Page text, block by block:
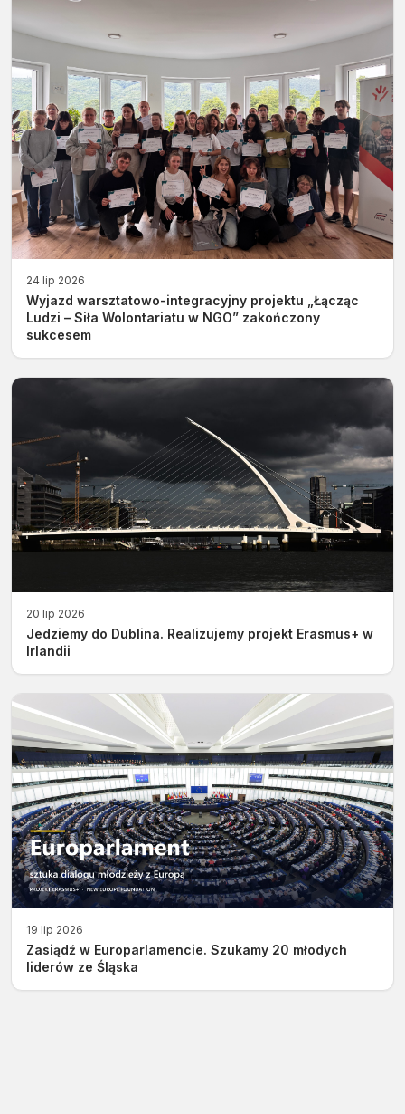
24 lip 2026
Wyjazd warsztatowo-integracyjny projektu „Łącząc
Ludzi – Siła Wolontariatu w NGO” zakończony
sukcesem
20 lip 2026
Jedziemy do Dublina. Realizujemy projekt Erasmus+ w
Irlandii
19 lip 2026
Zasiądź w Europarlamencie. Szukamy 20 młodych
liderów ze Śląska